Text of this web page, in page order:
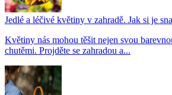
Jedlé a léčivé květiny v zahradě. Jak si je
Květiny nás mohou těšit nejen svou
chutěmi. Projděte se zahradou a...